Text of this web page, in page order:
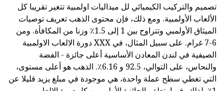
تصميم والتركيب الكيميائي لل ميداليات اولمبية تتغير تقريبا كل
الألعاب الأولمبية. ومع ذلك، فإن محتوى الذهب تعريف توصيات
الميثاق الأولمبي وتتراوح بين 1 إلى 1.5٪ وزنا من المكافأة. ومن
6-7 غرام. على سبيل المثال، في XXX دورة الالعاب الاولمبية
الصيفية في لندن المعادن الأساسية أعلى جائزة - الفضة
والنحاس، على التوالي، 92.5 و 6.16٪. الذهب هو أعلى مستوى،
التي تغطي سطح عملة واحدة، هي موجودة في مبلغ يزيد قليلا عن